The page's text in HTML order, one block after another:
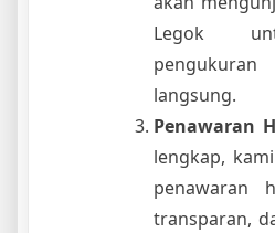
Legok
langsung.
Penawaran
lengkap,
penawaran
transparan,